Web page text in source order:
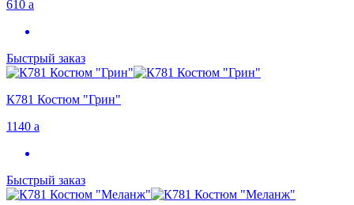
610 a
Быстрый заказ
К781 Костюм "Грин"
1140 a
Быстрый заказ